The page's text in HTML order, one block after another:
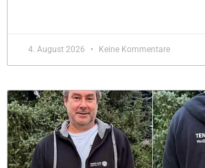
4. August 2026 Keine Kommentare